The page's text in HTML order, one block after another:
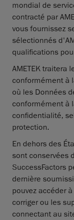
mondial de
contracté par
vous fournissez
sélectionnés
qualifications
AMETEK traitera
conformément à
où les Données
conformément à
confidentialité,
protection.
En dehors des
sont conservées
SuccessFactors
dernière
pouvez accéder
corriger ou les
connectant au